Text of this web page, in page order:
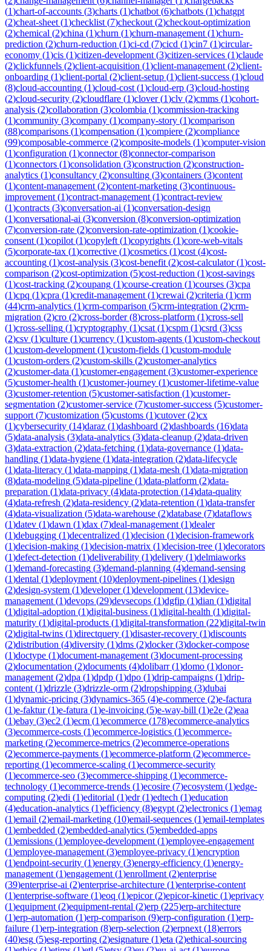
(1)chart-of-accounts (3)charts (1)chatbot (6)chatbots (1)chatgpt
(2)cheat-sheet (1)checklist (7)checkout (2)checkout-optimization
(2)chemical (2)china (1)churn (1)churn-management (1)churn-
prediction (2)churn-reduction (1)ci-cd (7)cicd (1)cin7 (1)circular-
economy (1)cis (1)citizen-development (3)citizen-services (1)claude
(2)clickfunnels (2)client-acquisition (1)client-management (2)client-
onboarding (1)client-portal (2)client-setup (1)client-success (1)cloud
(8)cloud-accounting (1)cloud-cost (1)cloud-erp (3)cloud-hosting
(2)cloud-security (2)cloudflare (1)clover(1)clv (2)cmms (1)cohort-
analysis (2)collaboration (3)colombia (1)commission-tracking
(1)community (3)company (1)company-story (1)comparison
(88)comparisons (1)compensation (1)compiere (2)compliance
(99)composable-commerce (2)composite-models (1)computer-vision
(1)configuration (1)connector(8)connector-comparison
(1)connectors (1)consolidation (3)construction (2)construction-
analytics (1)consultancy (2)consulting (3)containers (3)content
(1)content-management (2)content-marketing (3)continuous-
improvement (1)contract-management (1)contract-review
(1)contracts (3)conversation-ai (1)conversation-design
(1)conversational-ai (3)conversion (8)conversion-optimization
(7)conversion-rate (2)conversion-rate-optimization (1)cookie-
consent (1)copilot (1)copyleft (1)copyrights (1)core-web-vitals
(5)corporate-tax (1)corrective (1)cosmetics (1)cost (4)cost-
accounting (1)cost-analysis (3)cost-benefit (2)cost-calculator(1)cost-
comparison (2)cost-optimization (5)cost-reduction (1)cost-savings
(1)cost-tracking (2)coupang (1)course-creation (1)courses (3)cpa
(1)cpq (1)cpra (1)credit-management (1)crewai (2)criteria (1)crm
(44)crm-analytics (1)crm-comparison (5)crm-integration (2)crm-
migration (2)cro (2)cross-border(8)cross-platform (1)cross-sell
(1)cross-selling (1)cryptography (1)csat (1)cspm (1)csrd (3)css
(2)csv (1)culture (1)currency (1)custom-agents (1)custom-checkout
(1)custom-development (1)custom-fields (1)custom-module
(1)custom-orders (2)custom-skills (2)customer-analytics
(2)customer-data (1)customer-engagement (3)customer-experience
(5)customer-health (1)customer-journey (1)customer-lifetime-value
(3)customer-retention (5)customer-satisfaction (1)customer-
segmentation (2)customer-service (7)customer-success (5)customer-
support (7)customization (5)customs (1)cutover(2)cx
(1)cybersecurity (14)daraz (1)dashboard (2)dashboards (16)data
(5)data-analysis (3)data-analytics (3)data-cleanup (2)data-driven
(3)data-extraction (2)data-fetching (1)data-governance (1)data-
handling (1)data-hygiene (1)data-integration (2)data-lifecycle
(1)data-literacy (1)data-mapping (1)data-mesh (1)data-migration
(8)data-modeling (5)data-pipeline (1)data-platform (2)data-
preparation (1)data-privacy (4)data-protection (14)data-quality
(4)data-refresh (2)data-residency (2)data-retention (1)data-transfer
(4)data-visualization (5)data-warehouse (2)database (7)dataflows
(1)datev (1)dawn (1)dax (7)deal-management (1)dealer
(1)debugging (1)decentralized (1)decision (1)decision-framework
(1)decision-making (1)decision-matrix (1)decision-tree (1)decorators
(1)defect-detection (1)deliverability (1)delivery (1)delmiaworks
(1)demand-forecasting (3)demand-planning (4)demand-sensing
(1)dental (1)deployment (10)deployment-pipelines (1)design
(2)design-system (1)developer(1)development (13)device-
management (1)devops (29)devsecops (1)dgfip (1)dian (1)digital
(1)digital-adoption (1)digital-business (1)digital-health (1)digital-
maturity (1)digital-products (1)digital-transformation (22)digital-twin
(2)digital-twins (1)directquery (1)disaster-recovery (1)discounts
(2)distribution (4)diversity (1)dms (2)docker(3)docker-compose
(1)doctype (1)document-management (3)document-processing
(2)documentation (2)documents (4)dolibarr(1)domo (1)donor-
management (2)dpa (1)dpdp (1)dpo (1)drip-campaigns (1)drip-
content (1)drizzle (3)drizzle-orm (2)dropshipping (3)dubai
(1)dynamic-pricing (3)dynamics-365 (4)e-commerce (2)e-factura
(1)e-faktur(1)e-fatura (1)e-invoicing (5)e-way-bill (1)e2e (2)eaa
(1)ebay (3)ec2 (1)ecm (1)ecommerce (178)ecommerce-analytics
(3)ecommerce-costs (1)ecommerce-logistics (1)ecommerce-
marketing (2)ecommerce-metrics (2)ecommerce-operations
(2)ecommerce-payments (1)ecommerce-platform (2)ecommerce-
reporting (1)ecommerce-scaling (1)ecommerce-security
(1)ecommerce-seo (3)ecommerce-shipping (1)ecommerce-
technology (1)ecommerce-trends (1)ecosire (7)ecosystem (1)edge-
computing (2)edi (1)editorial (1)edr(1)edtech (1)education
(4)education-analytics (1)efficiency (8)egypt (2)electronics (1)emag
(1)email (2)email-marketing (10)email-sequences (1)email-templates
(1)embedded (2)embedded-analytics (5)embedded-apps
(1)emissions (1)employee-development (1)employee-engagement
(1)employee-management (3)employee-privacy (1)encryption
(1)endpoint-security (1)energy (3)energy-efficiency (1)energy-
management (1)engagement (1)enrollment (2)enterprise
(39)enterprise-ai (2)enterprise-architecture (1)enterprise-content
(1)enterprise-software (1)eoq (1)epicor(2)epicor-kinetic (1)eprivacy
(1)equipment (2)equipment-rental (2)erp (225)erp-architecture
(1)erp-automation (1)erp-comparison (9)erp-configuration (1)erp-
failure (1)erp-integration (8)erp-selection (2)erpnext (18)errors
(40)esg (5)esg-reporting (2)esignature (1)eta (2)ethical-sourcing